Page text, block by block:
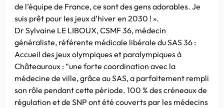
de l’équipe de France, ce sont des gens adorables. Je
suis prêt pour les jeux d’hiver en 2030 ! ».
Dr Sylvaine LE LIBOUX, CSMF 36, médecin
généraliste, référente médicale libérale du SAS 36 :
Accueil des jeux olympiques et paralympiques à
Châteauroux : “une forte coordination avec la
médecine de ville, grâce au SAS, a parfaitement rempli
son rôle pendant cette période. 100 % des créneaux de
régulation et de SNP ont été couverts par les médecins